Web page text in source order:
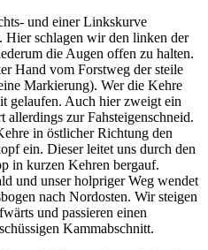
und einer Linkskurve
Hier schlagen wir den linken der
die Augen offen zu halten.
Hand vom Forstweg der steile
Markierung). Wer die Kehre
gelaufen. Auch hier zweigt ein
allerdings zur Fahsteigenschneid.
in östlicher Richtung den
ein. Dieser leitet uns durch den
in kurzen Kehren bergauf.
und unser holpriger Weg wendet
nach Nordosten. Wir steigen
und passieren einen
Kammabschnitt.